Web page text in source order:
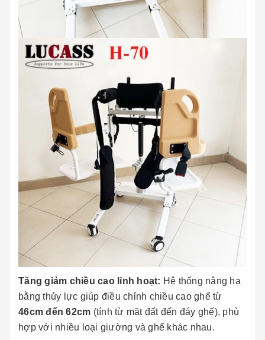
Tăng giảm chiều cao linh hoạt: Hệ thống nâng hạ
bằng thủy lực giúp điều chỉnh chiều cao ghế từ
46cm đến 62cm (tính từ mặt đất đến đáy ghế), phù
hợp với nhiều loại giường và ghế khác nhau.